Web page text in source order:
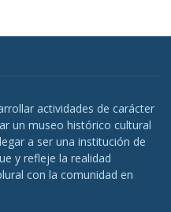
actividades de carácter
un museo histórico cultural
a ser una institución de
y refleje la realidad
con la comunidad en